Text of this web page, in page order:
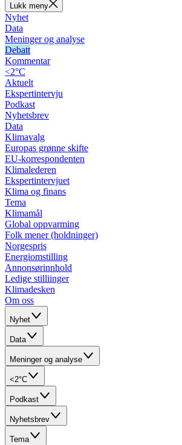
Lukk meny
Nyhet
Data
Meninger og analyse
Debatt
Kommentar
<2°C
Aktuelt
Ekspertintervju
Podkast
Nyhetsbrev
Data
Klimavalg
Europas grønne skifte
EU-korrespondenten
Klimalederen
Ekspertintervjuet
Klima og finans
Tema
Klimamål
Global oppvarming
Folk mener (holdninger)
Norgespris
Energiomstilling
Annonsørinnhold
Ledige stilliinger
Klimadesken
Om oss
Nyhet
Data
Meninger og analyse
<2°C
Podkast
Nyhetsbrev
Tema